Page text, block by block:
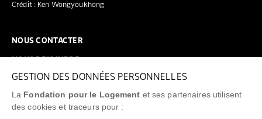
GESTION DES DONNÉES PERSONNELLES
La Fondation pour le Logement et ses partenaires utilisent
des cookies et traceurs pour :
Crédit : Ken Wongyoukhong
NOUS CONTACTER
FAQ
NEWSLETTER